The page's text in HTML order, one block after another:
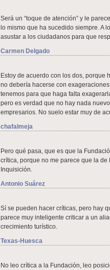
Será un “toque de atención” y le
lo mismo que ha sucedido siempre. A
asustar a los ciudadanos para que
Carmen Delgado
Estoy de acuerdo con los dos, porque
no debería hacerse con
tenemos para que haga falta
pero es verdad que no hay nada
empresarios. No suelo estar muy de
chafalmeja
Pero qué pasa, que es que la
crítica, porque no me parece que la
Inquisición.
Antonio Suárez
Sí se pueden hacer críticas, pero hay
parece muy inteligente criticar a un
crecimiento turístico.
Texas-Huesca
No leo crítica a la Fundación, leo